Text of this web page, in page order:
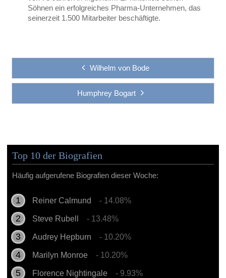
Söhnen ein erfolgreiches Pharma-Unternehmen, das
seinerzeit 1.500 Mitarbeiter beschäftigte.
Wilhelm von Bode
Humphrey Bogart
Top 10 der Biografien
Häufig aufgerufene Biografien dieser Woche:
Reiner Calmund - 14.08%
Steve Rubell - 13.48%
Audrey Hepburn - 10.20%
Marilyn Monroe - 10.20%
Florence Nightingale - 9.93%